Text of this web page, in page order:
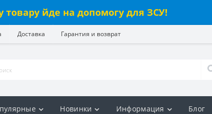
товару йде на допомогу для ЗСУ!
Доставка Гарантия и возврат
Новинки Информация Блог